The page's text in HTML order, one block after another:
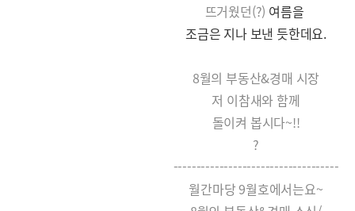
뜨거웠던(?) 여름을
조금은 지나 보낸 듯한데요.
8월의 부동산&경매 시장
저 이참새와 함께
돌이켜 봅시다~!!
?
------------------------------------
월간마당 9월호에서는요~